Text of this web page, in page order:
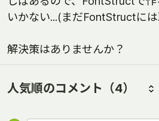
いかない...(まだFontStructに
解決策はありませんか？
人気順のコメント （4）